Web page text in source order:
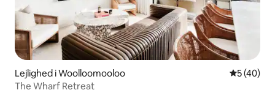
Lejlighed i Woolloomooloo 5 ud af 5 i
5 (40)
The Wharf Retreat